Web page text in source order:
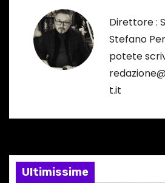
e
r
Direttore :
Stefano
potete
t.it
Ultimissime